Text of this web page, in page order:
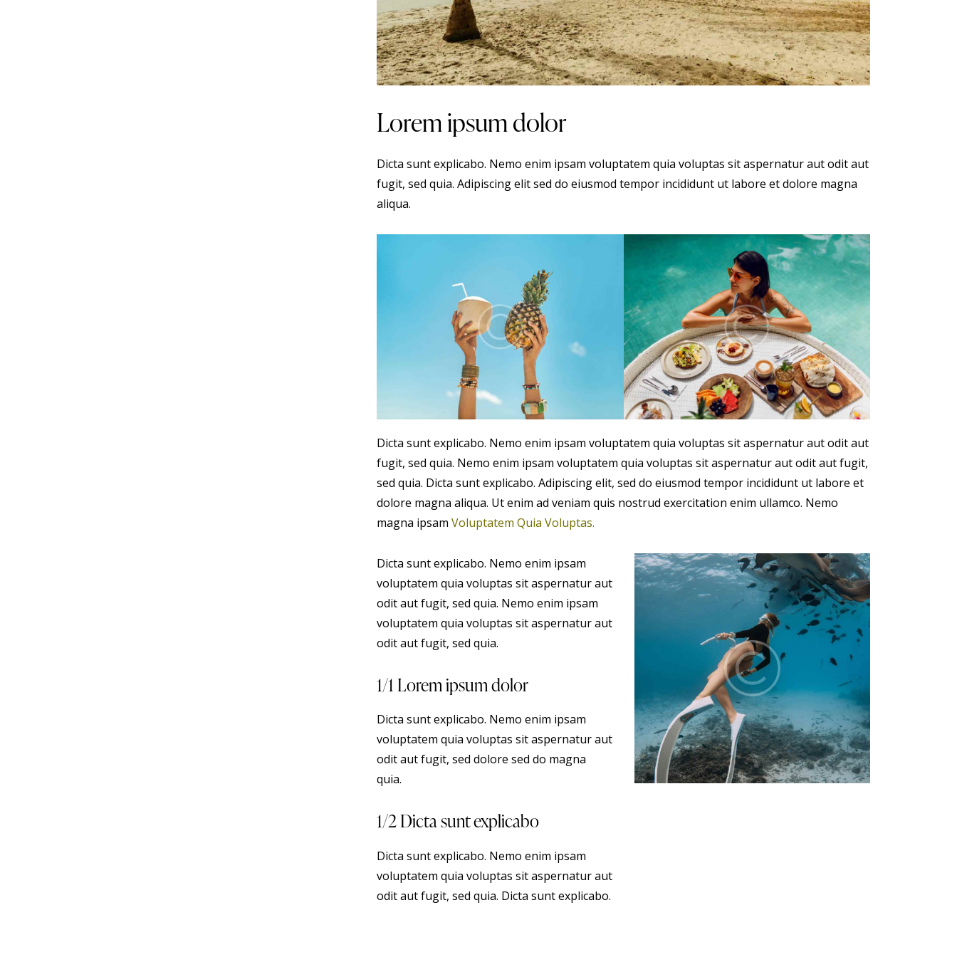
Lorem ipsum dolor
Dicta sunt explicabo. Nemo enim ipsam voluptatem quia voluptas sit aspernatur aut odit aut
fugit, sed quia. Adipiscing elit sed do eiusmod tempor incididunt ut labore et dolore magna
aliqua.
Dicta sunt explicabo. Nemo enim ipsam voluptatem quia voluptas sit aspernatur aut odit aut
fugit, sed quia. Nemo enim ipsam voluptatem quia voluptas sit aspernatur aut odit aut fugit,
sed quia. Dicta sunt explicabo. Adipiscing elit, sed do eiusmod tempor incididunt ut labore et
dolore magna aliqua. Ut enim ad veniam quis nostrud exercitation enim ullamco. Nemo
magna ipsam Voluptatem Quia Voluptas.
Dicta sunt explicabo. Nemo enim ipsam
voluptatem quia voluptas sit aspernatur aut
odit aut fugit, sed quia. Nemo enim ipsam
voluptatem quia voluptas sit aspernatur aut
odit aut fugit, sed quia.
1/1 Lorem ipsum dolor
Dicta sunt explicabo. Nemo enim ipsam
voluptatem quia voluptas sit aspernatur aut
odit aut fugit, sed dolore sed do magna
quia.
1/2 Dicta sunt explicabo
Dicta sunt explicabo. Nemo enim ipsam
voluptatem quia voluptas sit aspernatur aut
odit aut fugit, sed quia. Dicta sunt explicabo.